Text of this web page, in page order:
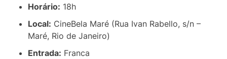
Horário: 18h
Local: CineBela Maré (Rua Ivan Rabello, s/n –
Maré, Rio de Janeiro)
Entrada: Franca